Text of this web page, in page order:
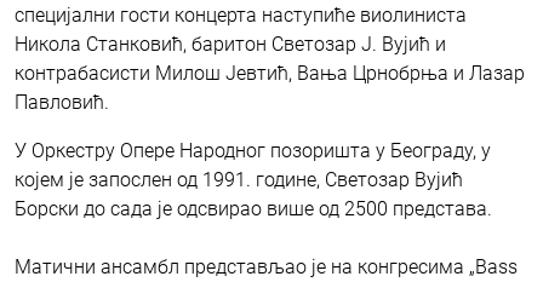
специјални гости концерта наступиће виолиниста
Никола Станковић, баритон Светозар Ј. Вујић и
контрабасисти Милош Јевтић, Вања Црнобрња и Лазар
Павловић.
У Оркестру Опере Народног позоришта у Београду, у
којем је запослен од 1991. године, Светозар Вујић
Борски до сада је одсвирао више од 2500 представа.
Матични ансамбл представљао је на конгресима „Bass